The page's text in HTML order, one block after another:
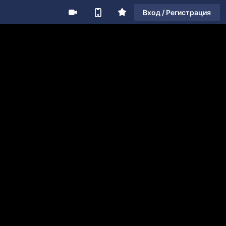
Вход / Регистрация